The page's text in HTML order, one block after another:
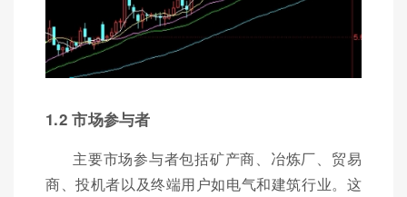
1.2 市场参与者
主要市场参与者包括矿产商、冶炼厂、贸易
商、投机者以及终端用户如电气和建筑行业。这